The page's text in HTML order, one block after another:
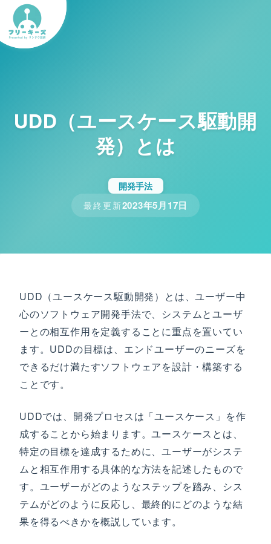
UDD（ユースケース駆動開
発）とは
開発手法
最終更新2023年5月17日
UDD（ユースケース駆動開発）とは、ユーザー中
心のソフトウェア開発手法で、システムとユーザ
ーとの相互作用を定義することに重点を置いてい
ます。UDDの目標は、エンドユーザーのニーズを
できるだけ満たすソフトウェアを設計・構築する
ことです。
UDDでは、開発プロセスは「ユースケース」を作
成することから始まります。ユースケースとは、
特定の目標を達成するために、ユーザーがシステ
ムと相互作用する具体的な方法を記述したもので
す。ユーザーがどのようなステップを踏み、シス
テムがどのように反応し、最終的にどのような結
果を得るべきかを概説しています。